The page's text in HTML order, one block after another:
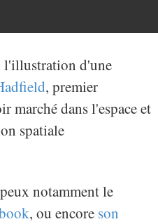
l'illustration d'une
, premier
marché dans l'espace et
spatiale
notamment le
, ou encore son